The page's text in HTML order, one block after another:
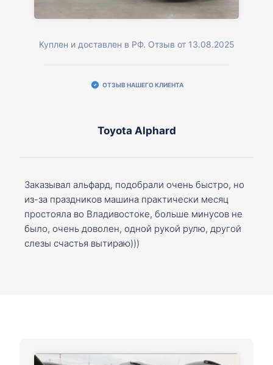
Куплен и доставлен в РФ. Отзыв от 13.08.2025
ОТЗЫВ НАШЕГО КЛИЕНТА
Toyota Alphard
Заказывал альфард, подобрали очень быстро, но
из-за праздников машина практически месяц
простояла во Владивостоке, больше минусов не
было, очень доволен, одной рукой рулю, другой
слезы счастья вытираю)))